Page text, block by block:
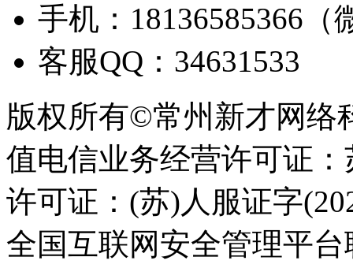
手机：18136585366（
客服QQ：34631533
版权所有©常州新才网络
值电信业务经营许可证
许可证：(苏)人服证字
全国互联网安全管理平